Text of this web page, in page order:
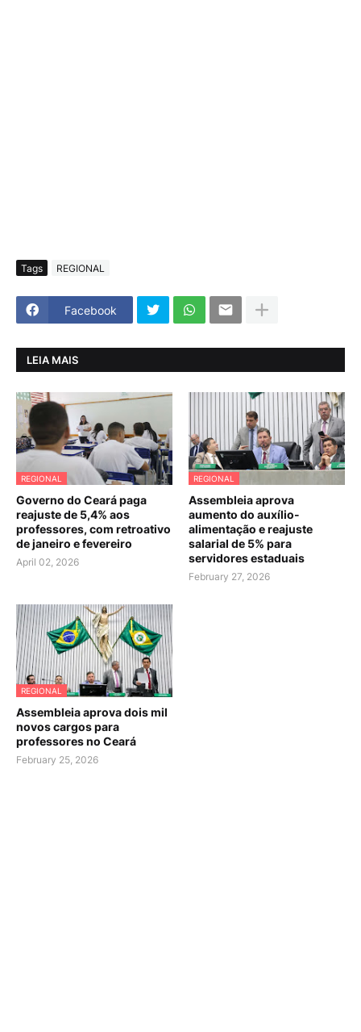
Tags REGIONAL
Facebook
LEIA MAIS
REGIONAL
Governo do Ceará paga
reajuste de 5,4% aos
professores, com retroativo
de janeiro e fevereiro
April 02, 2026
REGIONAL
Assembleia aprova
aumento do auxílio-
alimentação e reajuste
salarial de 5% para
servidores estaduais
February 27, 2026
REGIONAL
Assembleia aprova dois mil
novos cargos para
professores no Ceará
February 25, 2026